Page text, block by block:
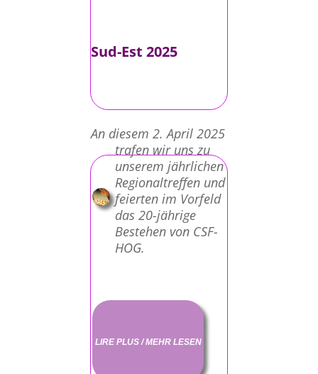
Sud-Est 2025
An diesem 2. April 2025
trafen wir uns zu
unserem jährlichen
Regionaltreffen und
feierten im Vorfeld
das 20-jährige
Bestehen von CSF-
HOG.
LIRE PLUS / MEHR LESEN